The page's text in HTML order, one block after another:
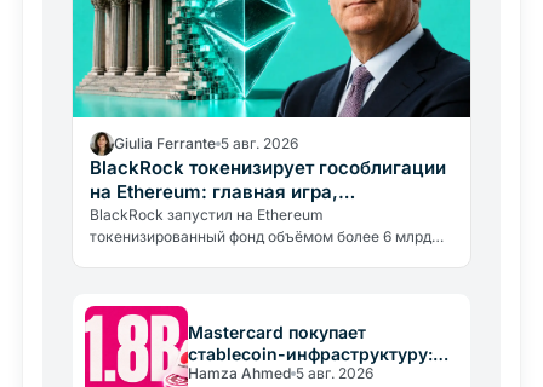
Giulia Ferrante 5 авг. 2026
BlackRock токенизирует гособлигации
на Ethereum: главная игра,
стейблкоины
BlackRock запустил на Ethereum
токенизированный фонд объёмом более 6 млрд
Mastercard покупает
стablecoin-инфраструктуру:
сделка на 1,8 млрд долларов
Hamza Ahmed 5 авг. 2026